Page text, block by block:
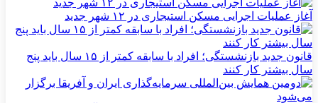
آغاز عملیات اجرایی مسکن استیجاری در ۱۲ شهر جدید
قانون جدید بازنشستگی؛ افراد با سابقه کمتر از ۱۵ سال باید پنج
سال بیشتر کار کنند